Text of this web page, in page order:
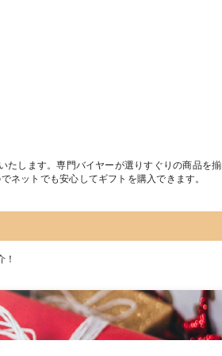
たします。専門バイヤーが選りすぐりの商品を揃
ネットでも安心してギフトを購入できます。